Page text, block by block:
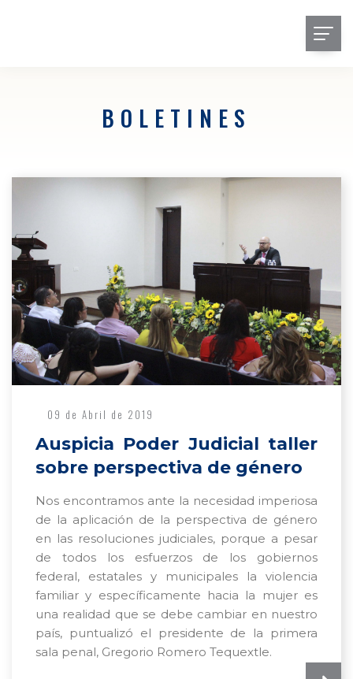
BOLETINES
09 de Abril de 2019
Auspicia Poder Judicial taller
sobre perspectiva de género
Nos encontramos ante la necesidad imperiosa
de la aplicación de la perspectiva de género
en las resoluciones judiciales, porque a pesar
de todos los esfuerzos de los gobiernos
federal, estatales y municipales la violencia
familiar y específicamente hacia la mujer es
una realidad que se debe cambiar en nuestro
país, puntualizó el presidente de la primera
sala penal, Gregorio Romero Tequextle.